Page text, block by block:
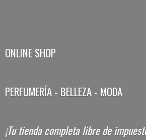
ONLINE SHOP
PERFUMERÍA - BELLEZA - MODA
¡Tu tienda completa librede